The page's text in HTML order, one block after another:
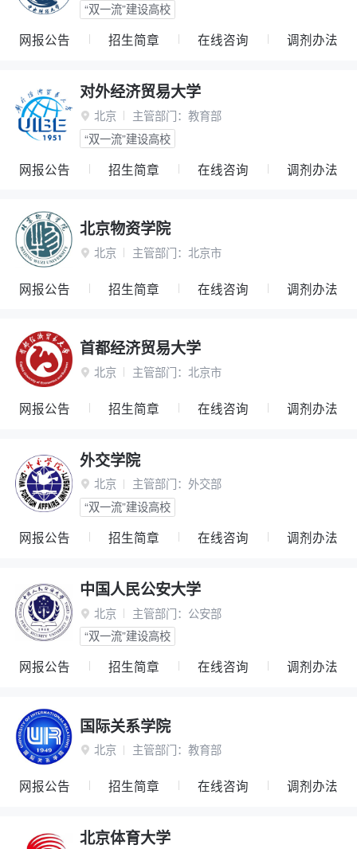
“双一流”建设高校
网报公告 招生简章 在线咨询 调剂办法
对外经济贸易大学
 北京 主管部门： 教育部
“双一流”建设高校
网报公告 招生简章 在线咨询 调剂办法
北京物资学院
 北京 主管部门： 北京市
网报公告 招生简章 在线咨询 调剂办法
首都经济贸易大学
 北京 主管部门： 北京市
网报公告 招生简章 在线咨询 调剂办法
外交学院
 北京 主管部门： 外交部
“双一流”建设高校
网报公告 招生简章 在线咨询 调剂办法
中国人民公安大学
 北京 主管部门： 公安部
“双一流”建设高校
网报公告 招生简章 在线咨询 调剂办法
国际关系学院
 北京 主管部门： 教育部
网报公告 招生简章 在线咨询 调剂办法
北京体育大学